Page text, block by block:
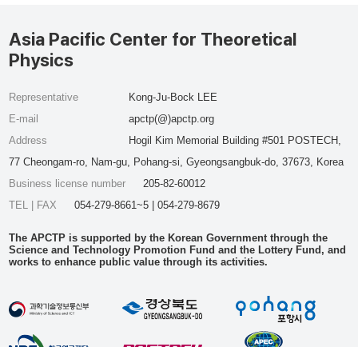
Asia Pacific Center for Theoretical
Physics
Representative
Kong-Ju-Bock LEE
E-mail
apctp(@)apctp.org
Address
Hogil Kim Memorial Building #501 POSTECH,
77 Cheongam-ro, Nam-gu, Pohang-si, Gyeongsangbuk-do, 37673, Korea
Business license number
205-82-60012
TEL | FAX
054-279-8661~5 | 054-279-8679
The APCTP is supported by the Korean Government through the
Science and Technology Promotion Fund and the Lottery Fund, and
works to enhance public value through its activities.